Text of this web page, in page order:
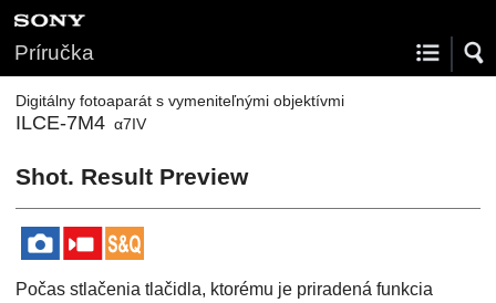
Príručka
Digitálny fotoaparát s vymeniteľnými objektívmi
ILCE-7M4 α7IV
Shot. Result Preview
Počas stlačenia tlačidla, ktorému je priradená funkcia